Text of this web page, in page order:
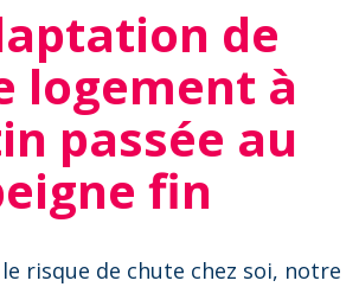
de
logement à
passée au
fin
risque de chute chez soi, notre